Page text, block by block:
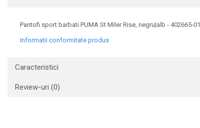
Pantofi sport barbati PUMA St Miler Rise, negru|alb - 402665-01
Informatii conformitate produs
Caracteristici
Review-uri (0)